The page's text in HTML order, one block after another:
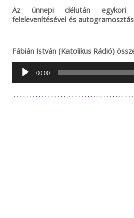
Az ünnepi délután egykori
felelevenítésével és
Fábián István (Katolikus Rádió)
Audió
lejátszó
00:00